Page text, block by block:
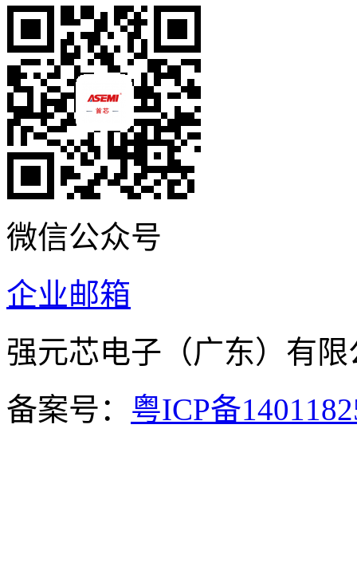
微信公众号
企业邮箱
强元芯电子（广东）
备案号： 粤ICP备